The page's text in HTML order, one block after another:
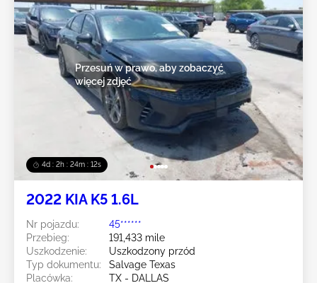
4d : 2h : 24m : 10s
Przesuń w prawo, aby zobaczyć
więcej zdjęć
2022 KIA K5 1.6L
Nr pojazdu:
45******
Przebieg:
191,433 mile
Uszkodzenie:
Uszkodzony przód
Typ dokumentu:
Salvage Texas
Placówka:
TX - DALLAS